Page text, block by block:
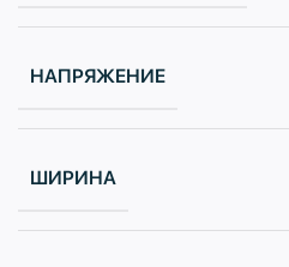
НАПРЯЖЕНИЕ
ШИРИНА